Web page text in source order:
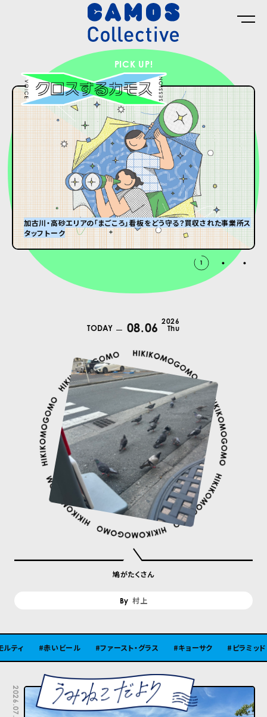
PICK UP!
加古川・高砂エリアの「まごころ」看板をどう守る？買収された事業所ス
タッフトーク
グランパはオズウェル・E・スペンサー
#8 ひんやり冷たい大きなダンボール箱が届くまで。
2
TODAY 08.06 2026
Thu
鳩がたくさん
村上
赤いビール ファースト・グラス キョーサク ピラミッド 古
2026.07.29